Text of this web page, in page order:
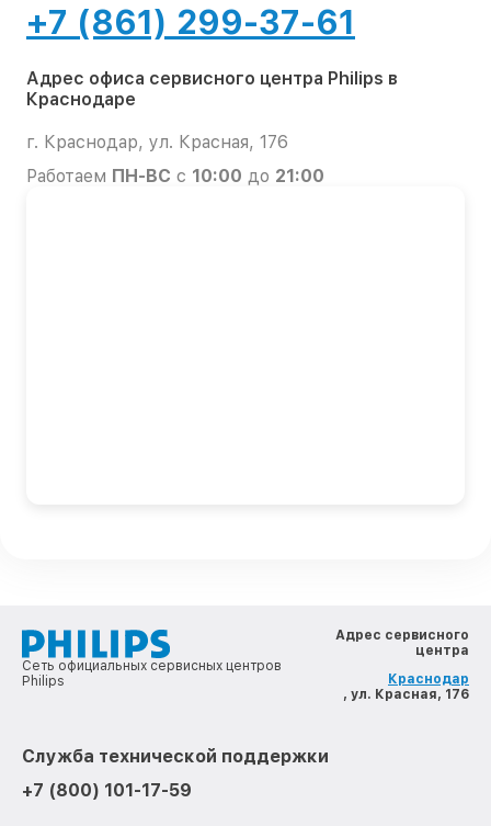
+7 (861) 299-37-61
Адрес офиса сервисного центра Philips в
Краснодаре
г. Краснодар, ул. Красная, 176
Работаем ПН-ВС с 10:00 до 21:00
Сеть официальных сервисных центров
Philips
Адрес сервисного
центра
Краснодар
, ул. Красная, 176
Служба технической поддержки
+7 (800) 101-17-59